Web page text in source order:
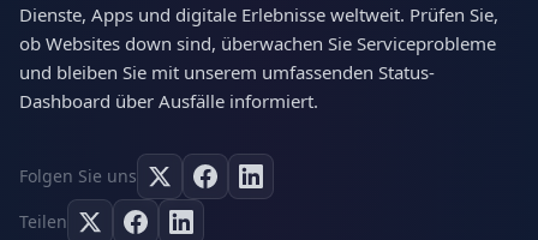
Dienste, Apps und digitale Erlebnisse weltweit. Prüfen Sie,
ob Websites down sind, überwachen Sie Serviceprobleme
und bleiben Sie mit unserem umfassenden Status-
Dashboard über Ausfälle informiert.
Folgen Sie uns
Teilen